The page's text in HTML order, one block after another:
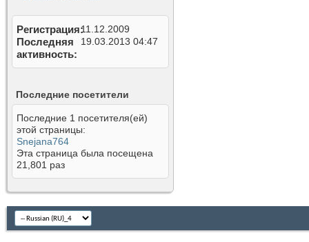
Регистрация11.12.2009
Последняя
активность
19.03.2013 04:47
Последние посетители
Последние 1 посетителя(ей)
этой страницы:
Snejana764
Эта страница была посещена
21,801 раз